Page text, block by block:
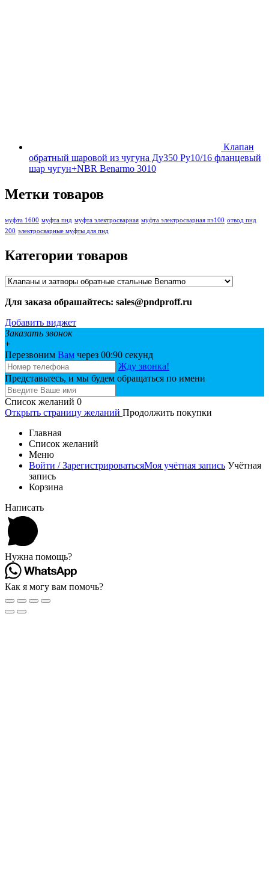
Клапан
обратный шаровой из чугуна Ду350 Ру10/16 фланцевый
шар чугун+NBR Benarmo 3010
Метки товаров
муфта 1600 муфта пнд муфта электросварная муфта электросварная пэ100 отвод пнд
200 электросварные муфты для пнд
Категории товаров
Для заказа обрашайтесь: sales@pndproff.ru
Добавить виджет
Заказать звонок
+
Перезвоним Вам через 00:90 секунд
Жду звонка!
Представьтесь, и мы будем обращаться по имени
Список желаний 0
Открыть страницу желаний Продолжить покупки
Главная
Список желаний
Меню
Войти / ЗарегистрироватьсяМоя учётная запись Учётная
запись
Корзина
Написать
Нужна помощь?
Как я могу вам помочь?